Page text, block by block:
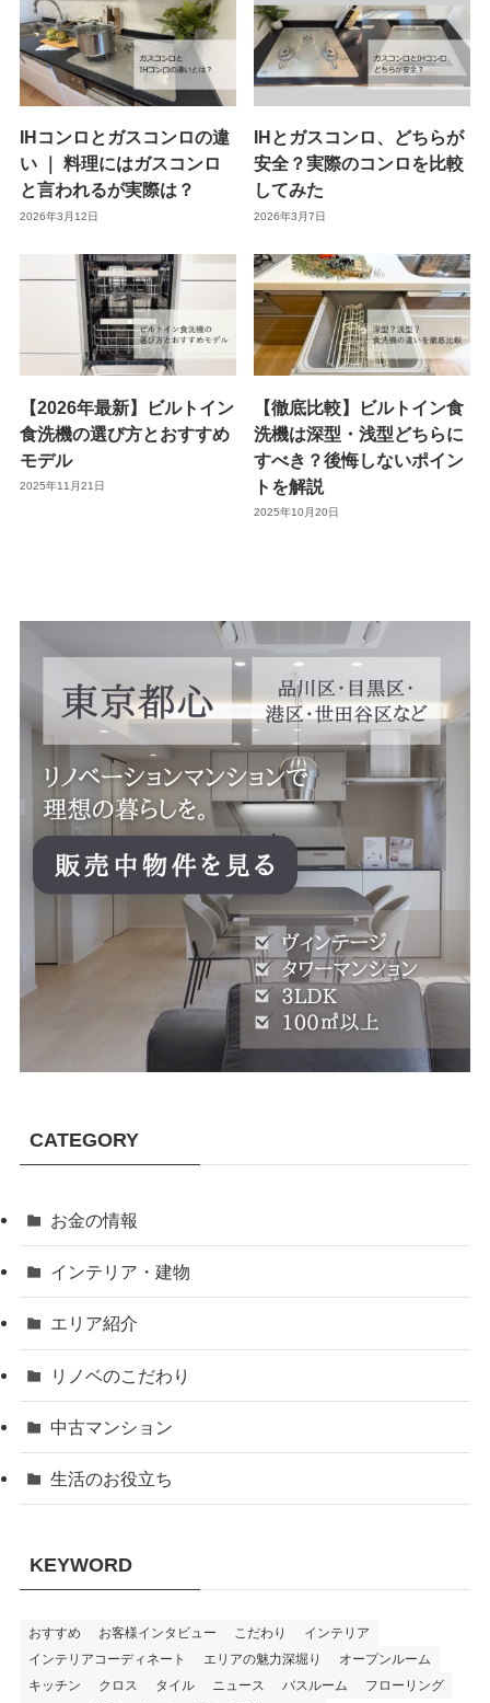
IHコンロとガスコンロの違
い ｜ 料理にはガスコンロ
と言われるが実際は？
2026年3月12日
IHとガスコンロ、どちらが
安全？実際のコンロを比較
してみた
2026年3月7日
【2026年最新】ビルトイン
食洗機の選び方とおすすめ
モデル
2025年11月21日
【徹底比較】ビルトイン食
洗機は深型・浅型どちらに
すべき？後悔しないポイン
トを解説
2025年10月20日
CATEGORY
お金の情報
インテリア・建物
エリア紹介
リノベのこだわり
中古マンション
生活のお役立ち
KEYWORD
おすすめ お客様インタビュー こだわり
インテリア
インテリアコーディネート
エリアの魅力深堀り
オープンルーム
キッチン
クロス タイル ニュース バスルーム
フローリング